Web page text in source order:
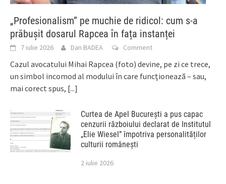
„Profesionalism” pe muchie de ridicol: cum s-a
prăbușit dosarul Rapcea în fața instanței
7 iulie 2026 Dan BADEA Comment
Cazul avocatului Mihai Rapcea (foto) devine, pe zi ce trece,
un simbol incomod al modului în care funcționează – sau,
mai corect spus, [...]
Curtea de Apel București a pus capac
cenzurii războiului declarat de Institutul
„Elie Wiesel” împotriva personalităților
culturii românești
2 iulie 2026